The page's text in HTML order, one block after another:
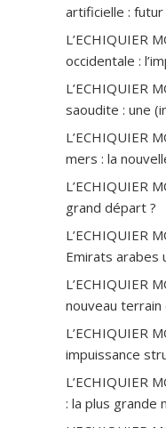
artificielle : futur
L’ECHIQUIER
occidentale :
L’ECHIQUIER
saoudite : une
L’ECHIQUIER
mers : la
L’ECHIQUIER
grand départ ?
L’ECHIQUIER
Emirats arabes
L’ECHIQUIER
nouveau
L’ECHIQUIER
impuissance
L’ECHIQUIER
: la plus grande